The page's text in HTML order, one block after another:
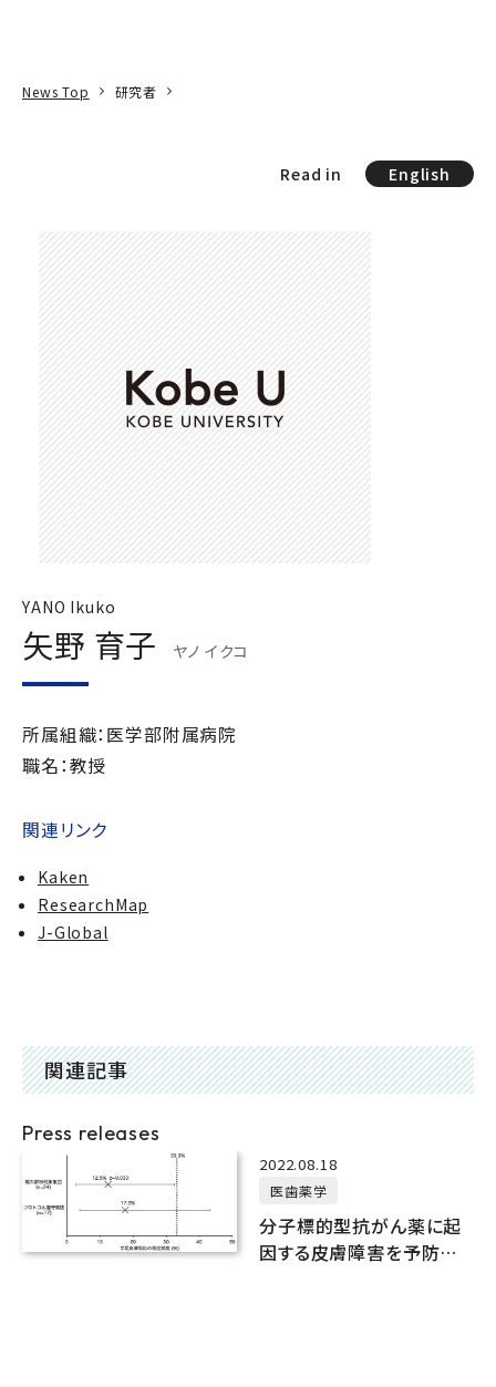
News Top 研究者
Read in English
YANO Ikuko
矢野 育子 ヤノ イクコ
所属組織：医学部附属病院
職名：教授
関連リンク
Kaken
ResearchMap
J-Global
関連記事
Press releases
2022.08.18
医歯薬学
分子標的型抗がん薬に起
因する皮膚障害を予防する